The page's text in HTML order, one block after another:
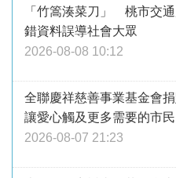
「竹篙湊菜刀」 桃市交
錯資料誤導社會大眾
2026-08-08 10:12
全聯慶祥慈善事業基金會
讓愛心觸及更多需要的市民
2026-08-07 21:23